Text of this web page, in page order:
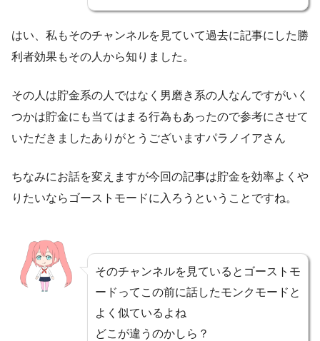
はい、私もそのチャンネルを見ていて過去に記事にした勝
利者効果もその人から知りました。
その人は貯金系の人ではなく男磨き系の人なんですがいく
つかは貯金にも当てはまる行為もあったので参考にさせて
いただきましたありがとうございますパラノイアさん
ちなみにお話を変えますが今回の記事は貯金を効率よくや
りたいならゴーストモードに入ろうということですね。
そのチャンネルを見ているとゴーストモ
ードってこの前に話したモンクモードと
よく似ているよね
どこが違うのかしら？